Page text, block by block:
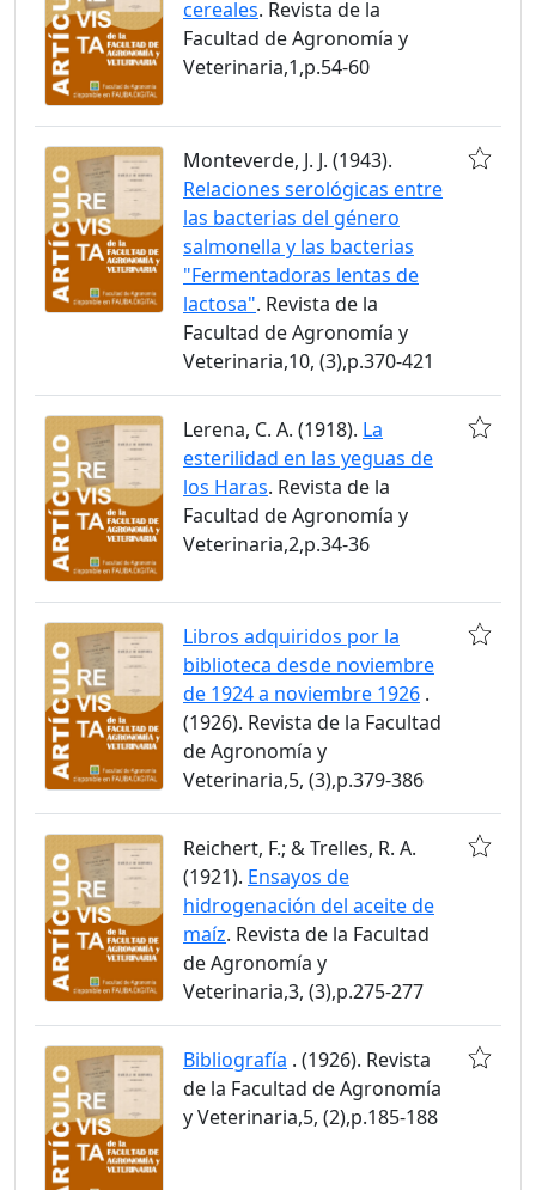
cereales. Revista de la
Facultad de Agronomía y
Veterinaria,1,p.54-60
Monteverde, J. J. (1943).
Relaciones serológicas entre
las bacterias del género
salmonella y las bacterias
"Fermentadoras lentas de
lactosa". Revista de la
Facultad de Agronomía y
Veterinaria,10, (3),p.370-421
Lerena, C. A. (1918). La
esterilidad en las yeguas de
los Haras. Revista de la
Facultad de Agronomía y
Veterinaria,2,p.34-36
Libros adquiridos por la
biblioteca desde noviembre
de 1924 a noviembre 1926 .
(1926). Revista de la Facultad
de Agronomía y
Veterinaria,5, (3),p.379-386
Reichert, F.; & Trelles, R. A.
(1921). Ensayos de
hidrogenación del aceite de
maíz. Revista de la Facultad
de Agronomía y
Veterinaria,3, (3),p.275-277
Bibliografía . (1926). Revista
de la Facultad de Agronomía
y Veterinaria,5, (2),p.185-188